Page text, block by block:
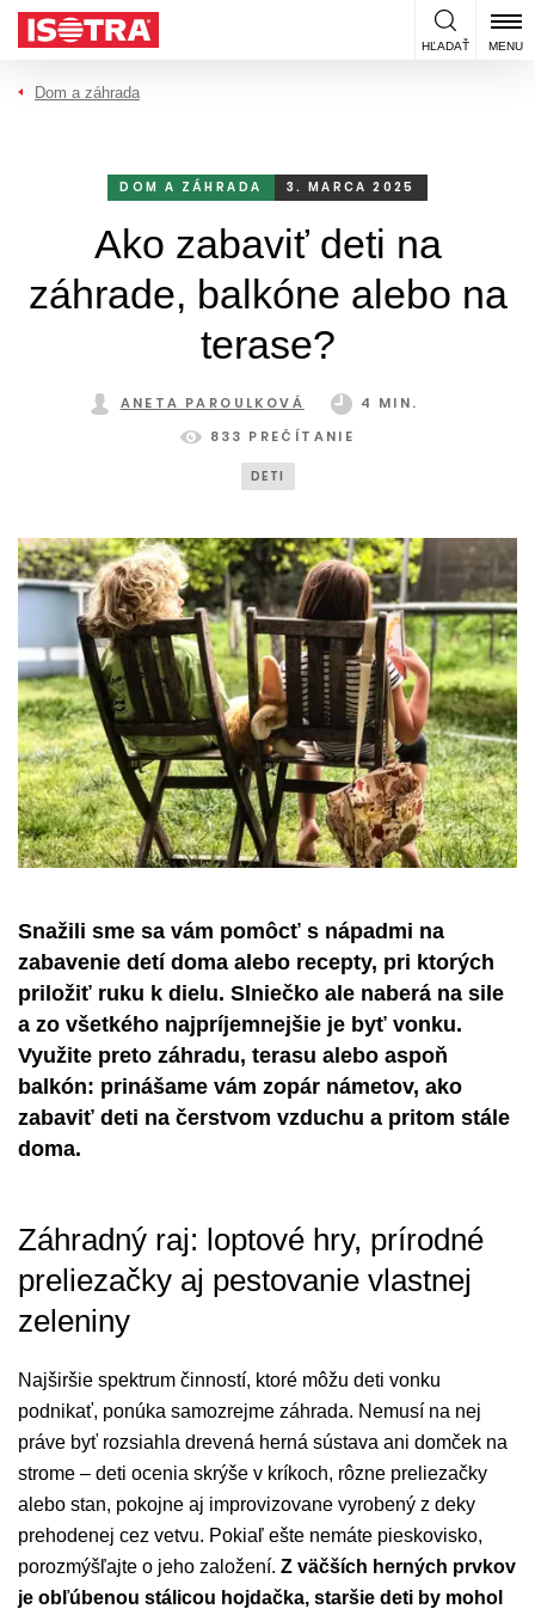
Preskočiť na obsah
HĽADAŤ MENU
Dom a záhrada
DOM A ZÁHRADA 3. MARCA 2025
Ako zabaviť deti na
záhrade, balkóne alebo na
terase?
ANETA PAROULKOVÁ
4 MIN.
833 PREČÍTANIE
DETI
Snažili sme sa vám pomôcť s nápadmi na
zabavenie detí doma alebo recepty, pri ktorých
priložiť ruku k dielu. Slniečko ale naberá na sile
a zo všetkého najpríjemnejšie je byť vonku.
Využite preto záhradu, terasu alebo aspoň
balkón: prinášame vám zopár námetov, ako
zabaviť deti na čerstvom vzduchu a pritom stále
doma.
Záhradný raj: loptové hry, prírodné
preliezačky aj pestovanie vlastnej
zeleniny
Najširšie spektrum činností, ktoré môžu deti vonku
podnikať, ponúka samozrejme záhrada. Nemusí na nej
práve byť rozsiahla drevená herná sústava ani domček na
strome – deti ocenia skrýše v kríkoch, rôzne preliezačky
alebo stan, pokojne aj improvizovane vyrobený z deky
prehodenej cez vetvu. Pokiaľ ešte nemáte pieskovisko,
porozmýšľajte o jeho založení. Z väčších herných prvkov
je obľúbenou stálicou hojdačka, staršie deti by mohol